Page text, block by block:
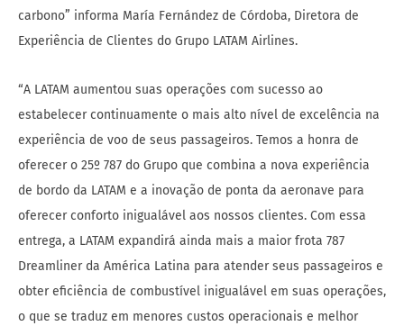
carbono” informa María Fernández de Córdoba, Diretora de
Experiência de Clientes do Grupo LATAM Airlines.
“A LATAM aumentou suas operações com sucesso ao
estabelecer continuamente o mais alto nível de excelência na
experiência de voo de seus passageiros. Temos a honra de
oferecer o 25º 787 do Grupo que combina a nova experiência
de bordo da LATAM e a inovação de ponta da aeronave para
oferecer conforto inigualável aos nossos clientes. Com essa
entrega, a LATAM expandirá ainda mais a maior frota 787
Dreamliner da América Latina para atender seus passageiros e
obter eficiência de combustível inigualável em suas operações,
o que se traduz em menores custos operacionais e melhor